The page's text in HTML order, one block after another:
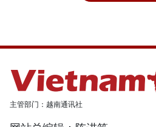
主管部门：越南通讯社